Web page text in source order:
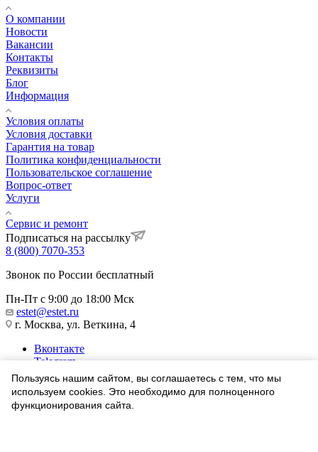
О компании
Новости
Вакансии
Контакты
Реквизиты
Блог
Информация
Условия оплаты
Условия доставки
Гарантия на товар
Политика конфиденциальности
Пользовательское соглашение
Вопрос-ответ
Услуги
Сервис и ремонт
Подписаться на рассылку
8 (800) 7070-353
Звонок по России бесплатный
Пн-Пт с 9:00 до 18:00 Мск
estet@estet.ru
г. Москва, ул. Веткина, 4
Вконтакте
Telegram
Одноклассники
WhatsApp
1991-2026 © Ювелирный Дом ЭСТЕТ
Пользуясь нашим сайтом, вы соглашаетесь с тем, что мы
используем cookies. Это необходимо для полноценного
функционирования сайта.